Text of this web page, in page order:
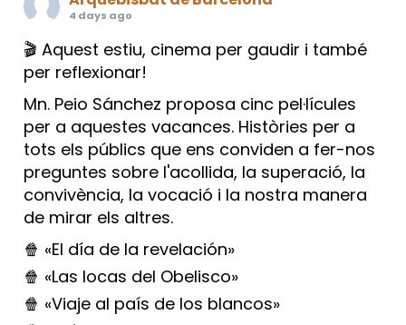
4 days ago
🎬 Aquest estiu, cinema per gaudir i també
per reflexionar!
Mn. Peio Sánchez proposa cinc pel·lícules
per a aquestes vacances. Històries per a
tots els públics que ens conviden a fer-nos
preguntes sobre l'acollida, la superació, la
convivència, la vocació i la nostra manera
de mirar els altres.
🍿 «El día de la revelación»
🍿 «Las locas del Obelisco»
🍿 «Viaje al país de los blancos»